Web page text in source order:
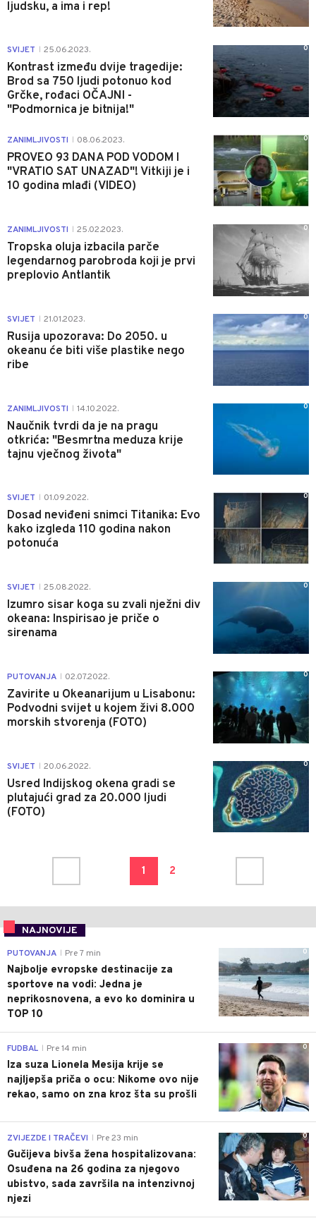
ljudsku, a ima i rep!
SVIJET 25.06.2023.
Kontrast između dvije tragedije:
Brod sa 750 ljudi potonuo kod
Grčke, rođaci OČAJNI -
"Podmornica je bitnija!"
0
ZANIMLJIVOSTI 08.06.2023.
PROVEO 93 DANA POD VODOM I
"VRATIO SAT UNAZAD"! Vitkiji je i
10 godina mlađi (VIDEO)
0
ZANIMLJIVOSTI 25.02.2023.
Tropska oluja izbacila parče
legendarnog parobroda koji je prvi
preplovio Antlantik
0
SVIJET 21.01.2023.
Rusija upozorava: Do 2050. u
okeanu će biti više plastike nego
ribe
0
ZANIMLJIVOSTI 14.10.2022.
Naučnik tvrdi da je na pragu
otkrića: "Besmrtna meduza krije
tajnu vječnog života"
0
SVIJET 01.09.2022.
Dosad neviđeni snimci Titanika: Evo
kako izgleda 110 godina nakon
potonuća
0
SVIJET 25.08.2022.
Izumro sisar koga su zvali nježni div
okeana: Inspirisao je priče o
sirenama
0
PUTOVANJA 02.07.2022.
Zavirite u Okeanarijum u Lisabonu:
Podvodni svijet u kojem živi 8.000
morskih stvorenja (FOTO)
0
SVIJET 20.06.2022.
Usred Indijskog okena gradi se
plutajući grad za 20.000 ljudi
(FOTO)
0
1 2
NAJNOVIJE
0
PUTOVANJA Pre 7 min
Najbolje evropske destinacije za
sportove na vodi: Jedna je
neprikosnovena, a evo ko dominira u
TOP 10
0
FUDBAL Pre 14 min
Iza suza Lionela Mesija krije se
najljepša priča o ocu: Nikome ovo nije
rekao, samo on zna kroz šta su prošli
0
ZVIJEZDE I TRAČEVI Pre 23 min
Gučijeva bivša žena hospitalizovana:
Osuđena na 26 godina za njegovo
ubistvo, sada završila na intenzivnoj
njezi